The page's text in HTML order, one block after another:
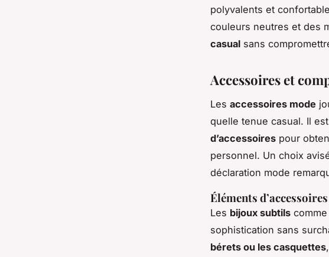
polyvalents et
couleurs neutres et des
casual sans
Accessoires et
Les accessoires mode
quelle tenue casual. Il
d’accessoires pour
personnel. Un choix
déclaration mode
Éléments
Les bijoux subtils
sophistication sans
bérets ou les casquettes